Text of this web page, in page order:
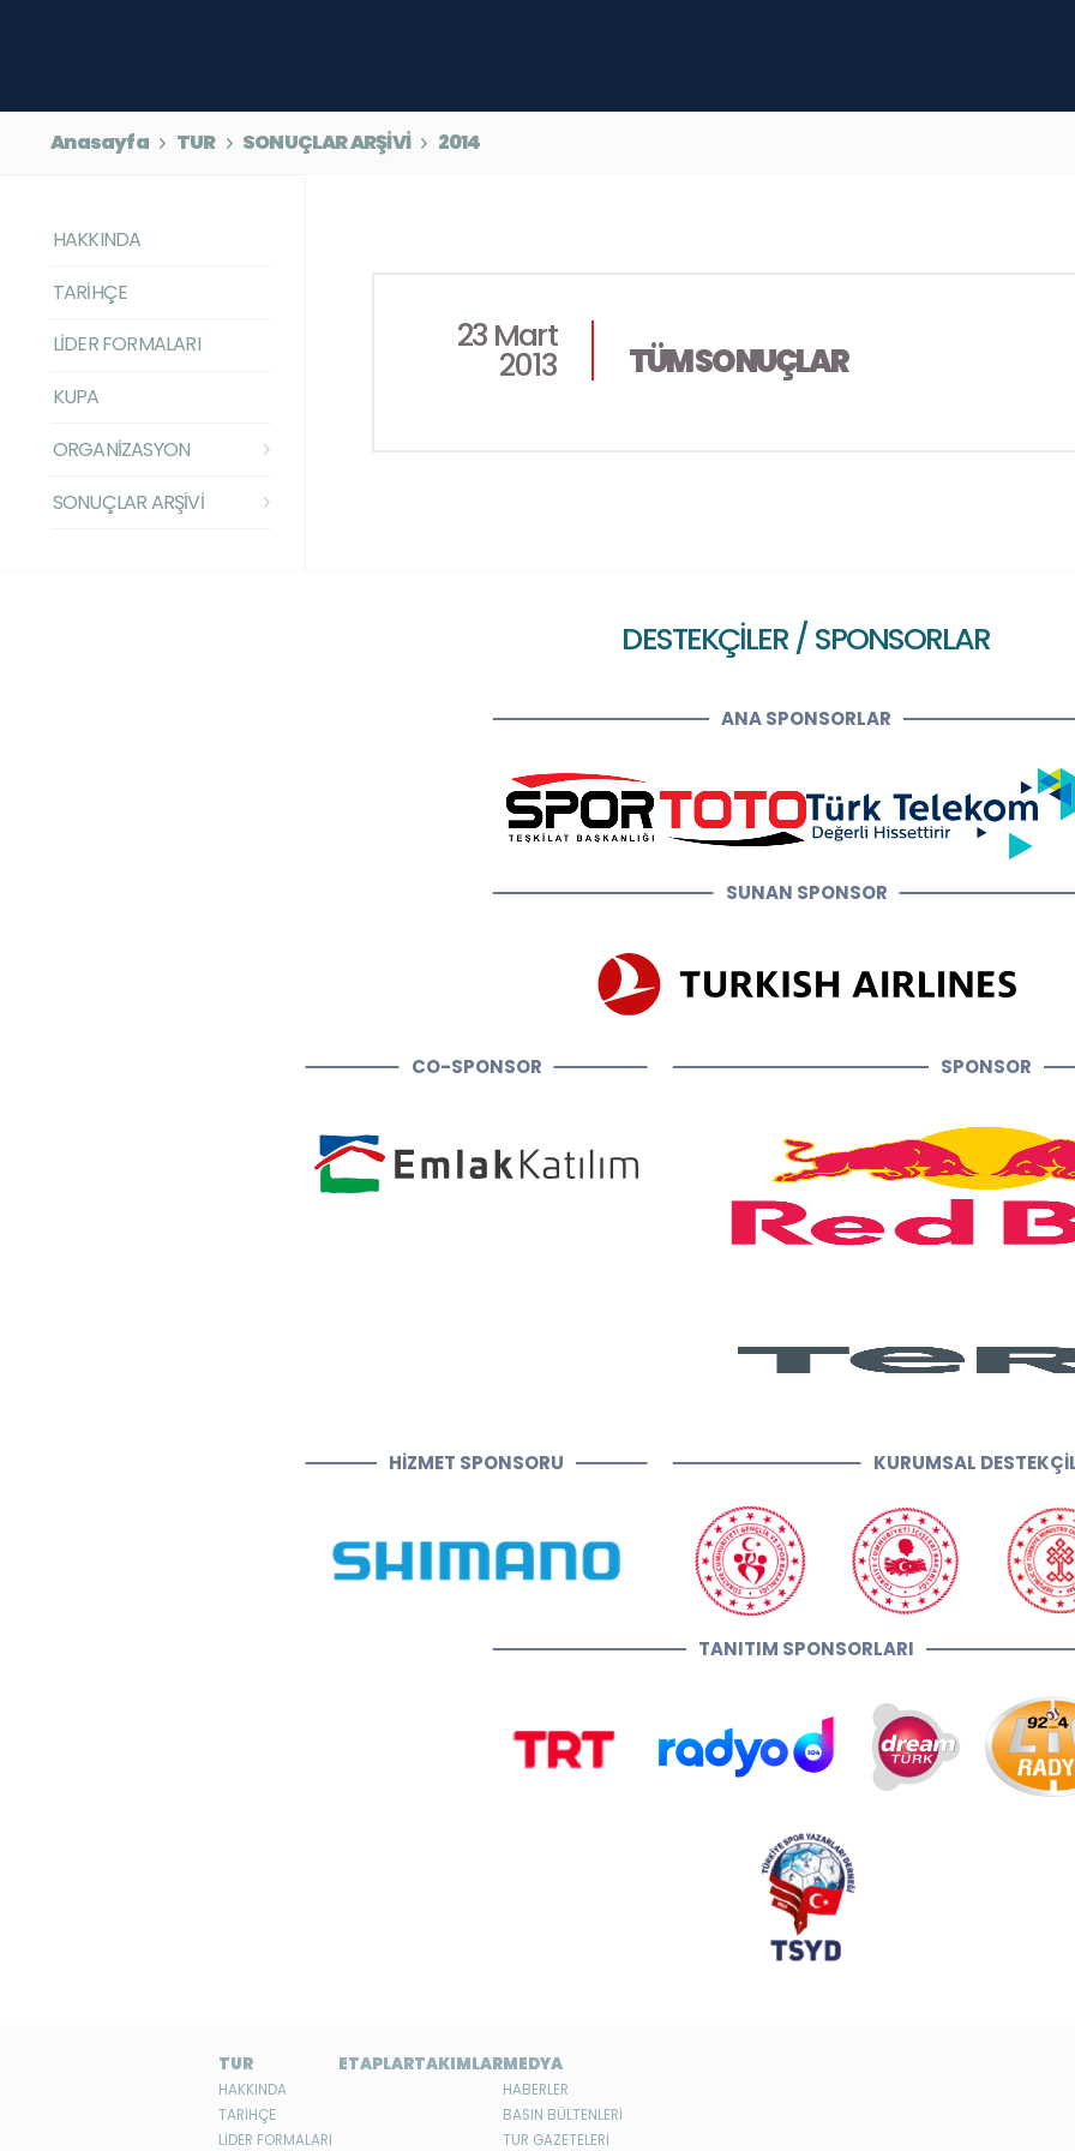
Anasayfa TUR SONUÇLAR ARŞİVİ 2014
HAKKINDA
TARİHÇE
LİDER FORMALARI
KUPA
ORGANİZASYON
SONUÇLAR ARŞİVİ
23 Mart
2013 TÜM SONUÇLAR
DESTEKÇİLER / SPONSORLAR
ANA SPONSORLAR
SUNAN SPONSOR
CO-SPONSOR SPONSOR
HİZMET SPONSORU KURUMSAL
TANITIM SPONSORLARI
TUR
HAKKINDA
TARİHÇE
LİDER FORMALARI
ETAPLARTAKIMLARMEDYA
HABERLER
BASIN BÜLTENLERİ
TUR GAZETELERİ